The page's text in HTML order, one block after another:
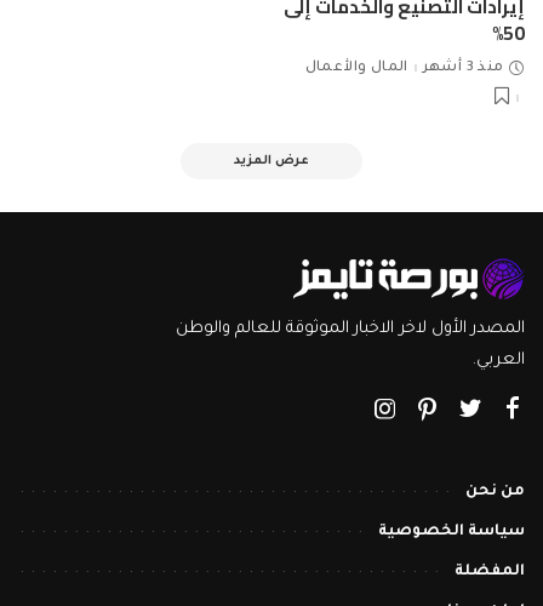
50%
منذ 3 أشهر المال والأعمال
عرض المزيد
المصدر الأول لاخر الاخبار الموثوقة للعالم والوطن
العربي.
من نحن
سياسة الخصوصية
المفضلة